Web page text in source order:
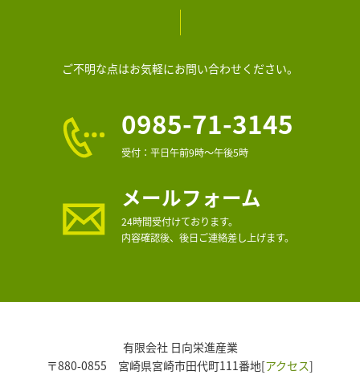
ご不明な点はお気軽にお問い合わせください。
0985-71-3145
受付：平日午前9時～午後5時
メールフォーム
24時間受付けております。
内容確認後、後日ご連絡差し上げます。
有限会社 日向栄進産業
〒880-0855 宮崎県宮崎市田代町111番地[アクセス]